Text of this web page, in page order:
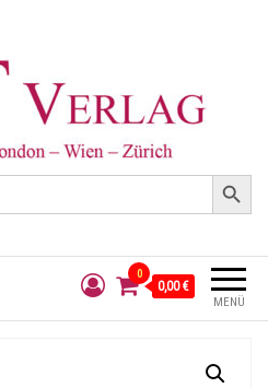
Search Button
MENÜ
0
0,00 €